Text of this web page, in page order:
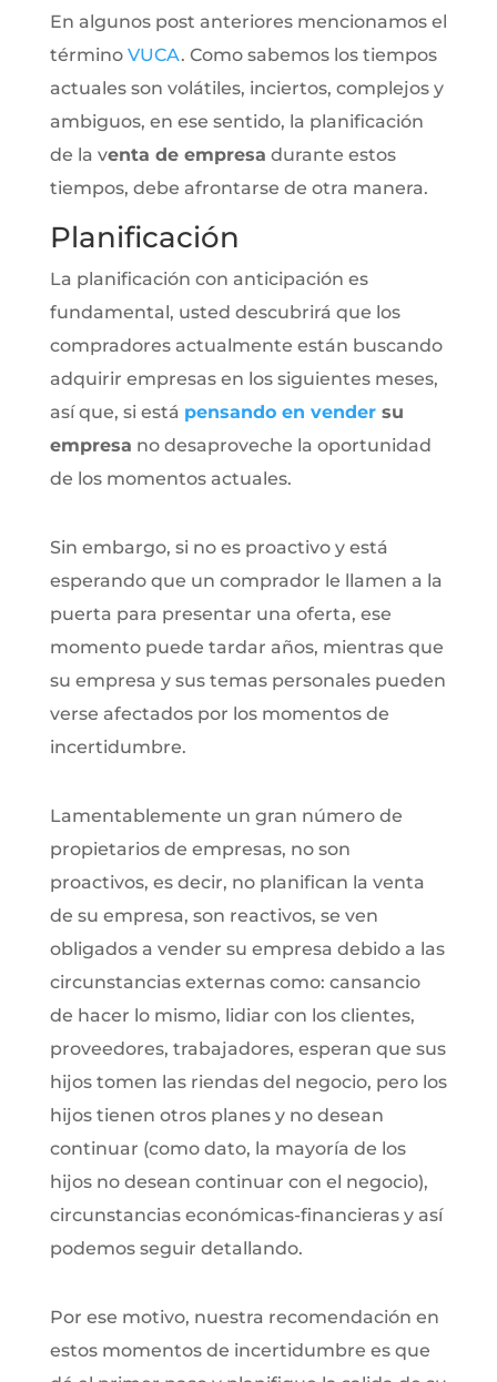
En algunos post anteriores mencionamos el
término VUCA. Como sabemos los tiempos
actuales son volátiles, inciertos, complejos y
ambiguos, en ese sentido, la planificación
de la venta de empresa durante estos
tiempos, debe afrontarse de otra manera.
Planificación
La planificación con anticipación es
fundamental, usted descubrirá que los
compradores actualmente están buscando
adquirir empresas en los siguientes meses,
así que, si está pensando en vendersu
empresa no desaproveche la oportunidad
de los momentos actuales.
Sin embargo, si no es proactivo y está
esperando que un comprador le llamen a la
puerta para presentar una oferta, ese
momento puede tardar años, mientras que
su empresa y sus temas personales pueden
verse afectados por los momentos de
incertidumbre.
Lamentablemente un gran número de
propietarios de empresas, no son
proactivos, es decir, no planifican la venta
de su empresa, son reactivos, se ven
obligados a vender su empresa debido a las
circunstancias externas como: cansancio
de hacer lo mismo, lidiar con los clientes,
proveedores, trabajadores, esperan que sus
hijos tomen las riendas del negocio, pero los
hijos tienen otros planes y no desean
continuar (como dato, la mayoría de los
hijos no desean continuar con el negocio),
circunstancias económicas-financieras y así
podemos seguir detallando.
Por ese motivo, nuestra recomendación en
estos momentos de incertidumbre es que